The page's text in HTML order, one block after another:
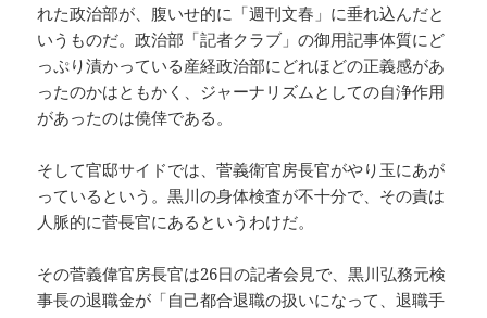
れた政治部が、腹いせ的に「週刊文春」に垂れ込んだと
いうものだ。政治部「記者クラブ」の御用記事体質にど
っぷり漬かっている産経政治部にどれほどの正義感があ
ったのかはともかく、ジャーナリズムとしての自浄作用
があったのは僥倖である。
そして官邸サイドでは、菅義衛官房長官がやり玉にあが
っているという。黒川の身体検査が不十分で、その責は
人脈的に菅長官にあるというわけだ。
その菅義偉官房長官は26日の記者会見で、黒川弘務元検
事長の退職金が「自己都合退職の扱いになって、退職手